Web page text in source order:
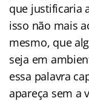
que justificaria
isso não mais
mesmo, que
seja em
essa palavra
apareça sem a